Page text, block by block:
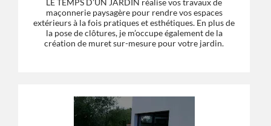
LE TEMPS D’UN JARDIN réalise vos travaux de
maçonnerie paysagère pour rendre vos espaces
extérieurs à la fois pratiques et esthétiques. En plus de
la pose de clôtures, je m’occupe également de la
création de muret sur-mesure pour votre jardin.